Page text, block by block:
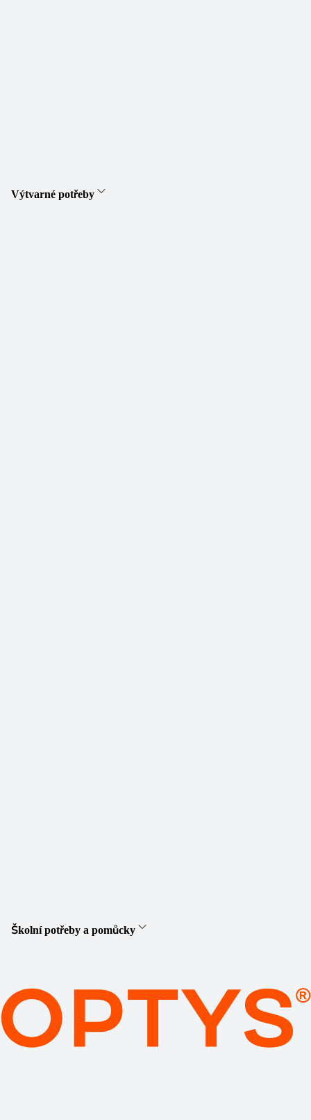
Výtvarné potřeby
Školní potřeby a pomůcky